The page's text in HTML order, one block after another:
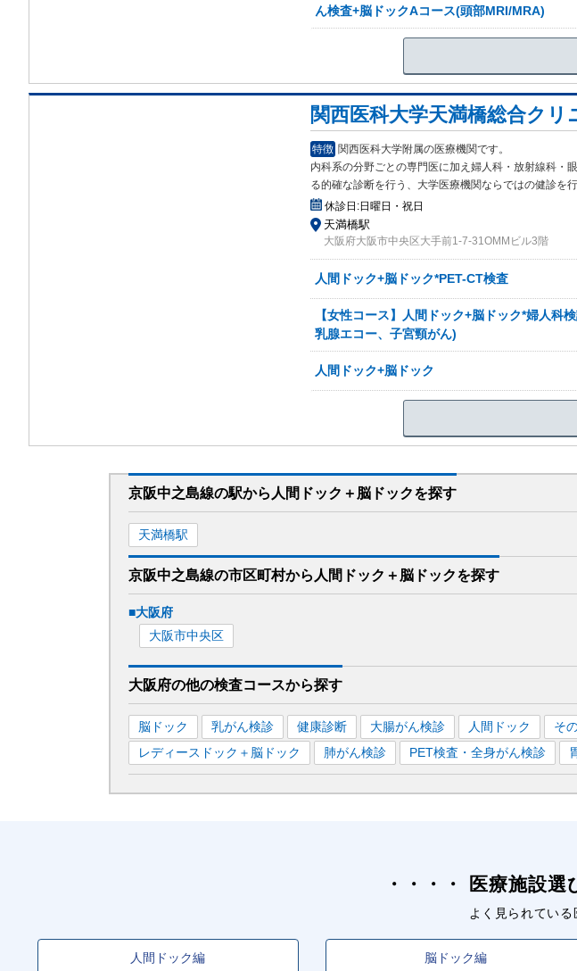
ん検査+脳ドックAコース(頭部MRI/MRA)
関西医科大学天満橋総合クリ
特徴 関西医科大学附属の医療機関です。
内科系の分野ごとの専門医に加え婦人科・放射線科・
る的確な診断を行う、大学医療機関ならではの健診を
休診日:日曜日・祝日
天満橋駅
大阪府大阪市中央区大手前1-7-31OMMビル3階
人間ドック+脳ドック*PET-CT検査
【女性コース】人間ドック+脳ドック*婦人科
乳腺エコー、子宮頸がん)
人間ドック+脳ドック
京阪中之島線の駅から 人間ドック＋脳ドックを探す
天満橋駅
京阪中之島線の市区町村から 人間ドック＋脳ドックを探す
■大阪府
大阪市中央区
大阪府の他の検査コースから探す
脳ドック 乳がん検診 健康診断 大腸がん検診 人間ドック そ
レディースドック＋脳ドック
肺がん検診 PET検査・全身がん検診
医療施設選
よく見られている
人間ドック編 脳ドック編